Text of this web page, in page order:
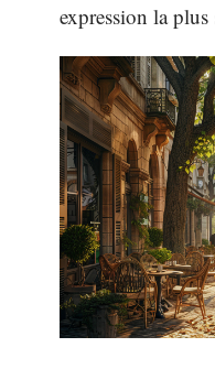
expression la plus